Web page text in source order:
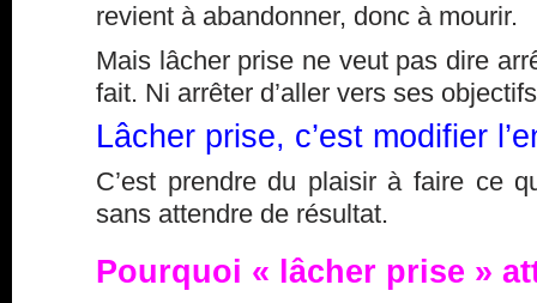
revient à abandonner, donc à mourir.
Mais lâcher prise ne veut pas dire
fait. Ni arrêter d’aller vers ses
Lâcher prise, c’est modifier
C’est prendre du plaisir à faire ce
sans attendre de résultat.
Pourquoi « lâcher prise »